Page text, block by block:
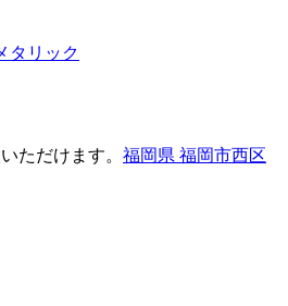
タリック
ただけます。 福岡県 福岡市西区